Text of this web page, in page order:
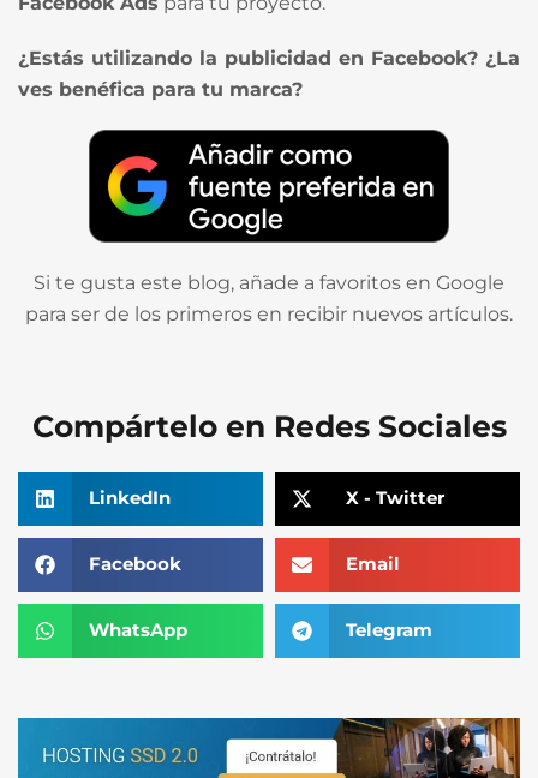
¿Estás utilizando la publicidad en Facebook? ¿La
ves benéfica para tu marca?
Si te gusta este blog, añade a favoritos en Google
para ser de los primeros en recibir nuevos artículos.
Compártelo en Redes Sociales
LinkedIn X - Twitter
Facebook Email
WhatsApp Telegram